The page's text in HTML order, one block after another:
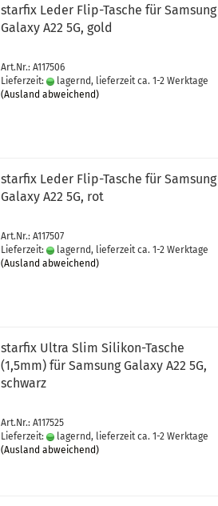
star­fix Leder Flip-​Ta­sche für Sam­sung
Ga­la­xy A22 5G, gold
Art.Nr.: A117506
Lieferzeit:
lagernd, lieferzeit ca. 1-2 Werktage
(Ausland abweichend)
star­fix Leder Flip-​Ta­sche für Sam­sung
Ga­la­xy A22 5G, rot
Art.Nr.: A117507
Lieferzeit:
lagernd, lieferzeit ca. 1-2 Werktage
(Ausland abweichend)
star­fix Ultra Slim Silikon-​​Ta­sche
(1,5mm) für Sam­sung Ga­la­xy A22 5G,
schwarz
Art.Nr.: A117525
Lieferzeit:
lagernd, lieferzeit ca. 1-2 Werktage
(Ausland abweichend)